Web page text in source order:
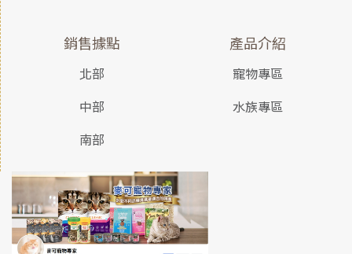
銷售據點
北部
中部
南部
產品介紹
寵物專區
水族專區